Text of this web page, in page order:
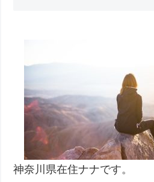
神奈川県在住ナナです。